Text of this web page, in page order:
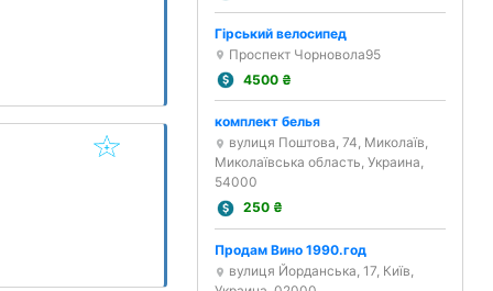
Гірський велосипед
Проспект Чорновола95
4500 ₴
комплект белья
вулиця Поштова, 74, Миколаїв,
Миколаївська область, Украина,
54000
250 ₴
Продам Вино 1990.год
вулиця Йорданська, 17, Київ,